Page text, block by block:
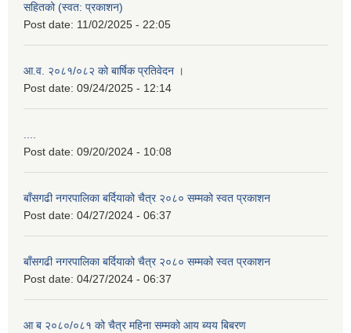
सहितको (स्वत: प्रकाशन)
Post date: 11/02/2025 - 22:05
आ.व. २०८१/०८२ को बार्षिक प्रतिवेदन ।
Post date: 09/24/2025 - 12:14
....
Post date: 09/20/2024 - 10:08
बाँसगढी नगरपालिका बर्दियाको चैत्र २०८० सम्मको स्वत प्रकाशन
Post date: 04/27/2024 - 06:37
बाँसगढी नगरपालिका बर्दियाको चैत्र २०८० सम्मको स्वत प्रकाशन
Post date: 04/27/2024 - 06:37
आ ब २०८०/०८१ को चैत्र महिना सम्मको आय ब्यय बिबरण